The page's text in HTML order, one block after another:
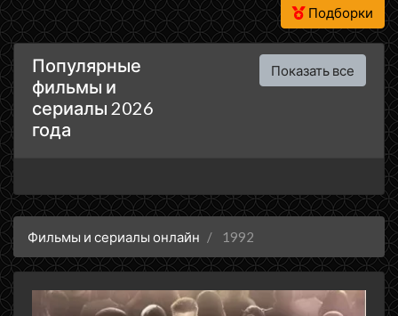
Подборки
Популярные
фильмы и
сериалы 2026
года
Показать все
Фильмы и сериалы онлайн 1992